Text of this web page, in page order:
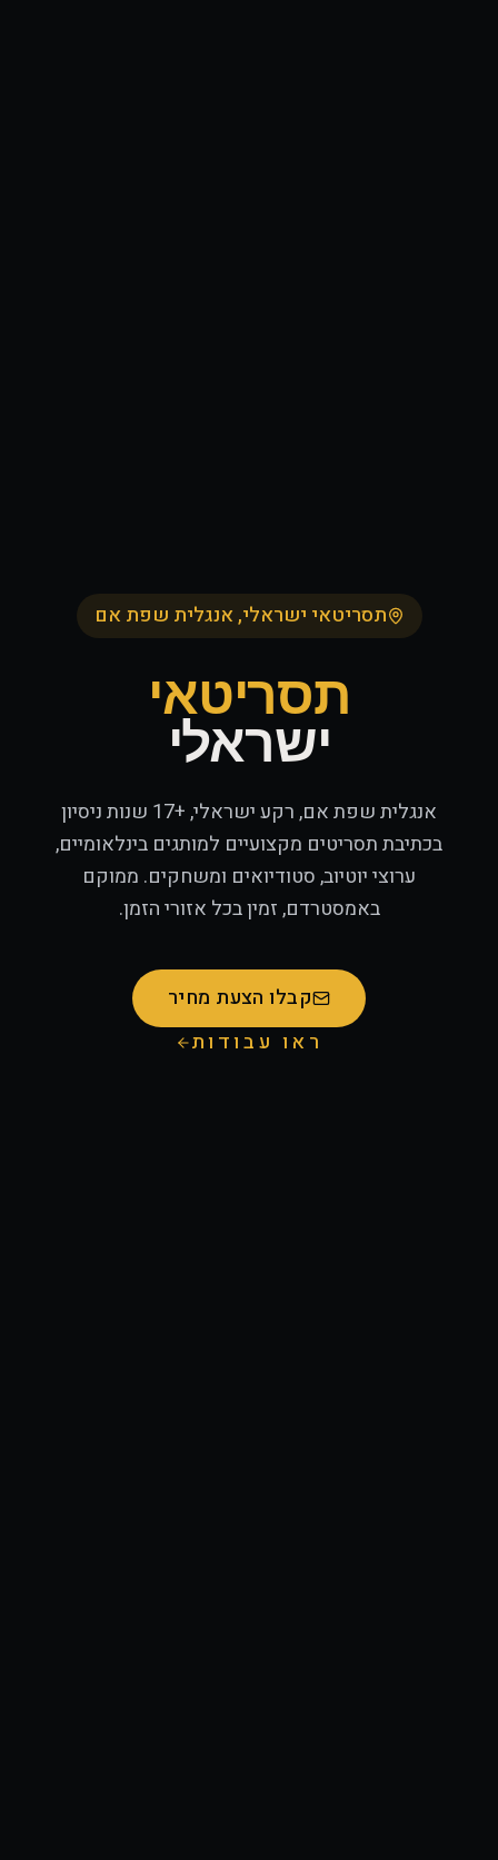
תסריטאי ישראלי, אנגלית שפת אם
תסריטאי
ישראלי
אנגלית שפת אם, רקע ישראלי, +17 שנות ניסיון
בכתיבת תסריטים מקצועיים למותגים בינלאומיים,
ערוצי יוטיוב, סטודיואים ומשחקים. ממוקם
באמסטרדם, זמין בכל אזורי הזמן.
קבלו הצעת מחיר
ראו עבודות